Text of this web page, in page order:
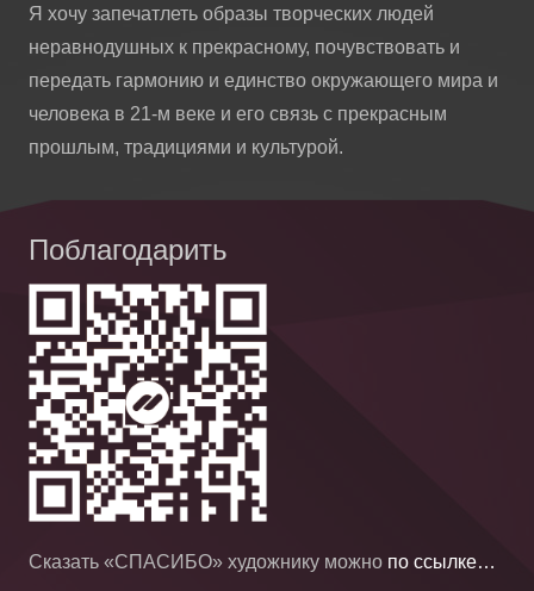
Я хочу запечатлеть образы творческих людей
неравнодушных к прекрасному, почувствовать и
передать гармонию и единство окружающего мира и
человека в 21-м веке и его связь с прекрасным
прошлым, традициями и культурой.
Поблагодарить
Сказать «СПАСИБО» художнику можно по ссылке…